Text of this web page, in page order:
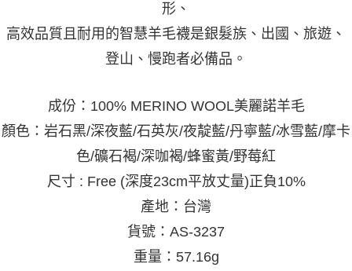
４．使用「AFTEE先享後付」時，將依據個別帳號之用戶狀況，依本公司即
時審查核予不同之上限額度；若仍有額度不足之情形，本公司將視審查結果
請求用戶進行身份認證。
５．嚴禁一人註冊多個帳號或使用他人資訊註冊。若發現惡意使用之情形，
形、
高效品質且耐用的智慧羊毛襪是銀髮族、出國、旅遊、
登山、慢跑者必備品。
成份：100% MERINO WOOL美麗諾羊毛
顏色 ： 岩石黑/深夜藍/石英灰/夜靛藍/丹寧藍/冰雪藍/摩卡
色/礦石褐/深咖褐/蜂蜜黃/野莓紅
尺寸 : Free (深度23cm平放丈量)正負10%
產地：台灣
貨號：AS-3237
重量：57.16g